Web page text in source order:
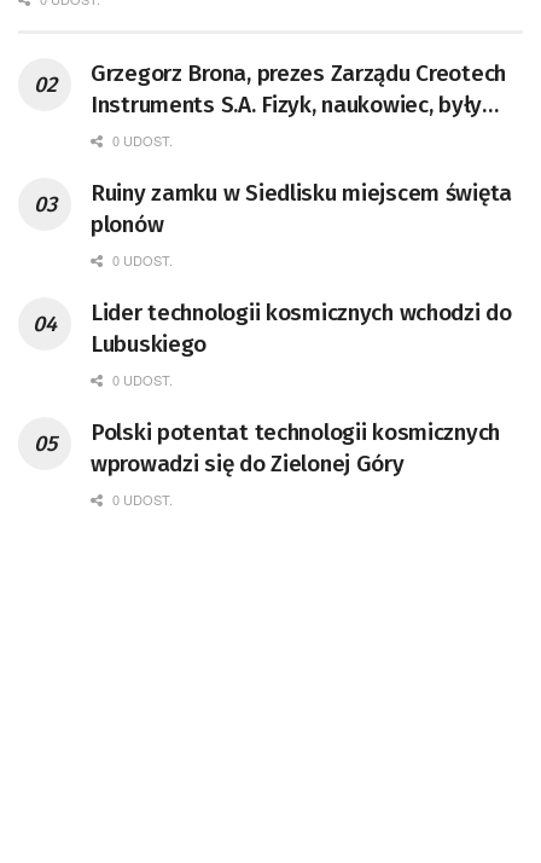
Grzegorz Brona, prezes Zarządu Creotech
Instruments S.A. Fizyk, naukowiec, były
pracownik CERN w Genewie,
doktor habilitowany nauk fizycznych,
koordynator Rady Sektorowej ds.
Kompetencji Przemysłu Lotniczo-
Badań Kosmicznych i Satelitarnych PAN.
0 UDOST.
Ruiny zamku w Siedlisku miejscem święta
plonów
0 UDOST.
Lider technologii kosmicznych wchodzi do
Lubuskiego
0 UDOST.
Polski potentat technologii kosmicznych
wprowadzi się do Zielonej Góry
0 UDOST.